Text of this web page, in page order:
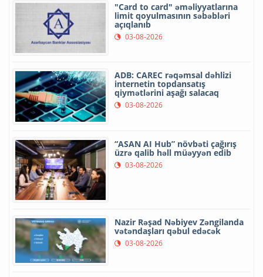
"Card to card" əməliyyatlarına
limit qoyulmasının səbəbləri
açıqlanıb
03-08-2026
ADB: CAREC rəqəmsal dəhlizi
internetin topdansatış
qiymətlərini aşağı salacaq
03-08-2026
“ASAN AI Hub” növbəti çağırış
üzrə qalib həll müəyyən edib
03-08-2026
Nazir Rəşad Nəbiyev Zəngilanda
vətəndaşları qəbul edəcək
03-08-2026